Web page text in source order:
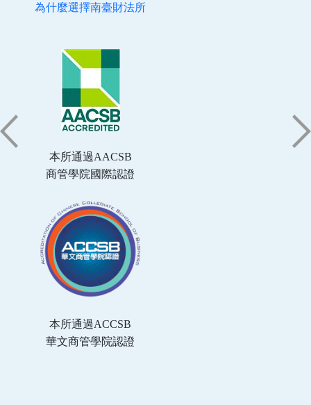
為什麼選擇南臺財法所
本所通過AACSB
商管學院國際認證
本所通過ACCSB
華文商管學院認證